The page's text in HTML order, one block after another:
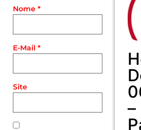
Nome *
E-Mail *
Site
–